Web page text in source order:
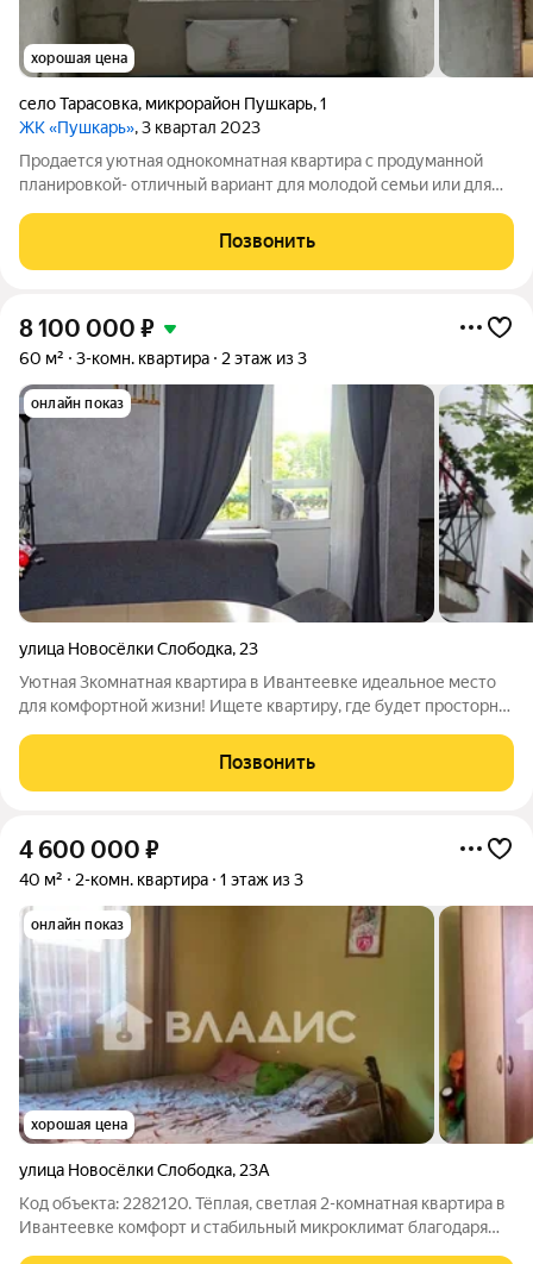
хорошая цена
село Тарасовка, микрорайон Пушкарь,1
ЖК «Пушкарь», 3 квартал 2023
Продается уютная однокомнатная квартира с продуманной
планировкой- отличный вариант для молодой семьи или для
застекленный балкон; - высокие потолки- 2,7 м создают
ощущение пространства.
Позвонить
8 100 000 ₽
60 м² 3-комн. квартира 2 этаж из 3
онлайн показ
улица Новосёлки Слободка, 23
Уютная 3комнатная квартира в Ивантеевке идеальное место
для комфортной жизни! Ищете квартиру, где будет просторно
кухня 12,5 кв. м станет
Позвонить
4 600 000 ₽
40 м² 2-комн. квартира 1 этаж из 3
онлайн показ
хорошая цена
улица Новосёлки Слободка, 23А
Код объекта: 2282120. Тёплая, светлая 2-комнатная квартира в
Ивантеевке комфорт и стабильный микроклимат благодаря